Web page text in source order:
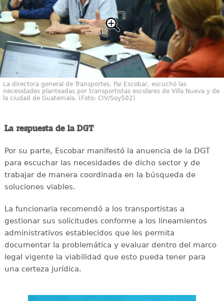
La directora general de Transportes, Pai Escobar, escuchó las
necesidades planteadas por transportistas escolares de Villa Nueva y de
la ciudad de Guatemala. (Foto: CIV/Soy502)
La respuesta de la DGT
Por su parte, Escobar manifestó la anuencia de la DGT
para escuchar las necesidades de dicho sector y de
trabajar de manera coordinada en la búsqueda de
soluciones viables.
La funcionaria recomendó a los transportistas a
gestionar sus solicitudes conforme a los lineamientos
administrativos establecidos que les permita
documentar la problemática y evaluar dentro del marco
legal vigente la viabilidad que esto pueda tener para
una certeza jurídica.